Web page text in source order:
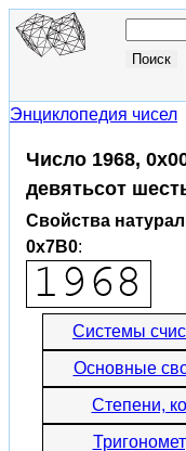
Энциклопедия чисел
Число 1968,
девятьсот
Свойства
0x7B0:
Системы
Основные
Степени,